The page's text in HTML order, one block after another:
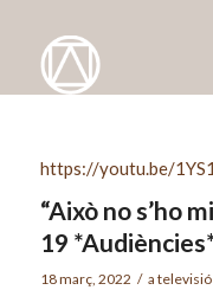
https://youtu.be/
“Això no s’ho
19
18 març, 2022 / a televisió